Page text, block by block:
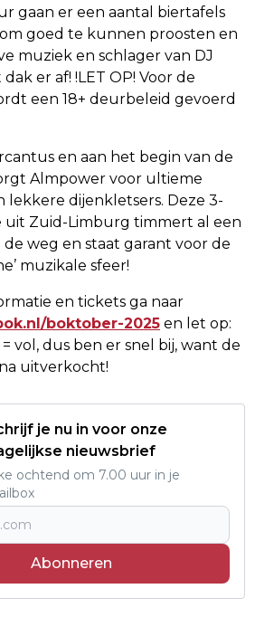
gaan er een aantal biertafels
goed te kunnen proosten en
muziek en schlager van DJ
er af! !LET OP! Voor de
een 18+ deurbeleid gevoerd
en aan het begin van de
Almpower voor ultieme
lekkere dijenkletsers. Deze 3-
uit Zuid-Limburg timmert al een
weg en staat garant voor de
muzikale sfeer!
en tickets ga naar
boktober-2025 en let op:
vol, dus ben er snel bij, want de
uitverkocht!
je nu in voor onze
nieuwsbrief
ochtend om 7.00 uur in je
Abonneren